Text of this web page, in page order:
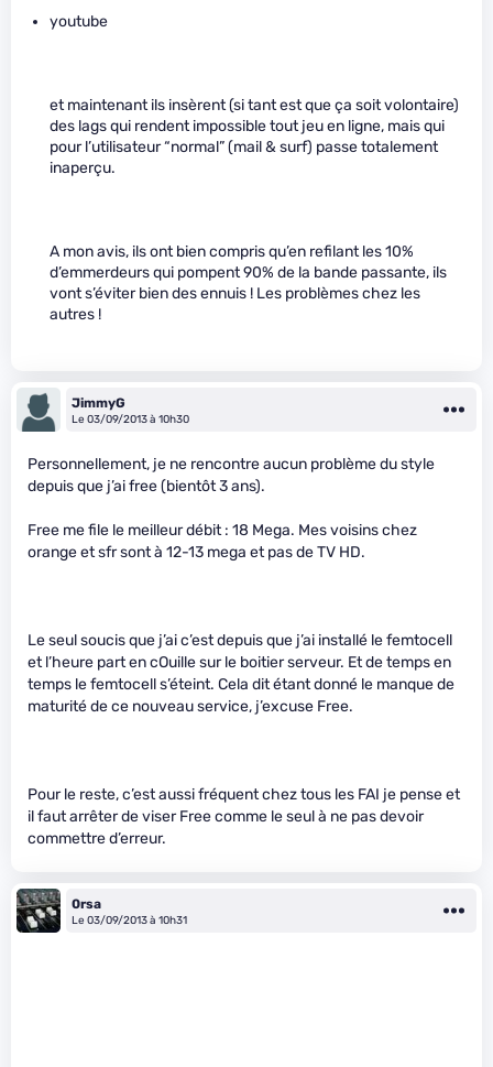
youtube
et maintenant ils insèrent (si tant est que ça soit volontaire)
des lags qui rendent impossible tout jeu en ligne, mais qui
pour l’utilisateur “normal” (mail & surf) passe totalement
inaperçu.
A mon avis, ils ont bien compris qu’en refilant les 10%
d’emmerdeurs qui pompent 90% de la bande passante, ils
vont s’éviter bien des ennuis ! Les problèmes chez les
autres !
JimmyG
Le 03/09/2013 à 10h30
Personnellement, je ne rencontre aucun problème du style
depuis que j’ai free (bientôt 3 ans).
Free me file le meilleur débit : 18 Mega. Mes voisins chez
orange et sfr sont à 12-13 mega et pas de TV HD.
Le seul soucis que j’ai c’est depuis que j’ai installé le femtocell
et l’heure part en cOuille sur le boitier serveur. Et de temps en
temps le femtocell s’éteint. Cela dit étant donné le manque de
maturité de ce nouveau service, j’excuse Free.
Pour le reste, c’est aussi fréquent chez tous les FAI je pense et
il faut arrêter de viser Free comme le seul à ne pas devoir
commettre d’erreur.
0rsa
Le 03/09/2013 à 10h31